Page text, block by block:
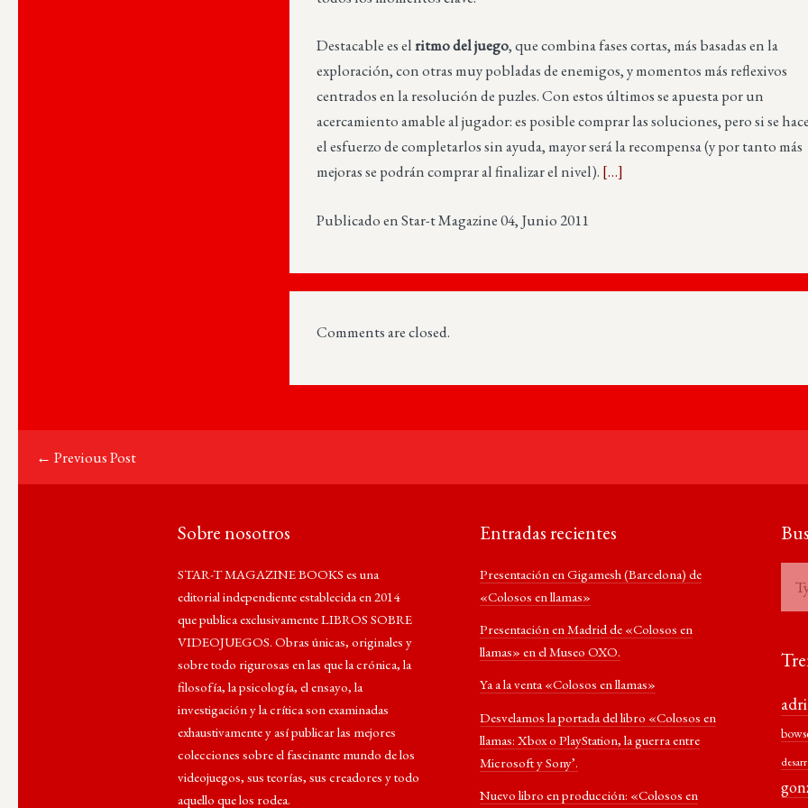
Destacable es elritmo del juego, que combina fases cortas, más basadas en la
exploración, con otras muy pobladas de enemigos, y momentos más reflexivos
centrados en la resolución de puzles. Con estos últimos se apuesta por un
acercamiento amable al jugador: es posible comprar las soluciones, pero si se
el esfuerzo de completarlos sin ayuda, mayor será la recompensa (y por tanto más
mejoras se podrán comprar al finalizar el nivel). […]
Publicado en Star-t Magazine 04, Junio 2011
Comments are closed.
← Previous Post
Sobre nosotros
STAR-T MAGAZINE BOOKS es una
editorial independiente establecida en 2014
que publica exclusivamente LIBROS SOBRE
VIDEOJUEGOS. Obras únicas, originales y
sobre todo rigurosas en las que la crónica, la
filosofía, la psicología, el ensayo, la
investigación y la crítica son examinadas
exhaustivamente y así publicar las mejores
colecciones sobre el fascinante mundo de los
videojuegos, sus teorías, sus creadores y todo
aquello que los rodea.
Entradas recientes
Presentación en Gigamesh (Barcelona) de
«Colosos en llamas»
Presentación en Madrid de «Colosos en
llamas» en el Museo OXO.
Ya a la venta «Colosos en llamas»
Desvelamos la portada del libro «Colosos en
llamas: Xbox o PlayStation, la guerra entre
Microsoft y Sony’.
Nuevo libro en producción: «Colosos en